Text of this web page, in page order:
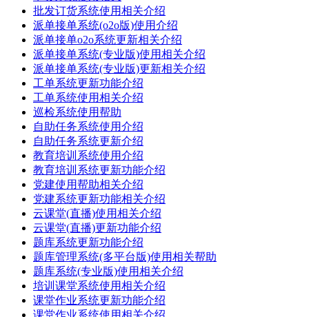
批发订货系统使用相关介绍
派单接单系统(o2o版)使用介绍
派单接单o2o系统更新相关介绍
派单接单系统(专业版)使用相关介绍
派单接单系统(专业版)更新相关介绍
工单系统更新功能介绍
工单系统使用相关介绍
巡检系统使用帮助
自助任务系统使用介绍
自助任务系统更新介绍
教育培训系统使用介绍
教育培训系统更新功能介绍
党建使用帮助相关介绍
党建系统更新功能相关介绍
云课堂(直播)使用相关介绍
云课堂(直播)更新功能介绍
题库系统更新功能介绍
题库管理系统(多平台版)使用相关帮助
题库系统(专业版)使用相关介绍
培训课堂系统使用相关介绍
课堂作业系统更新功能介绍